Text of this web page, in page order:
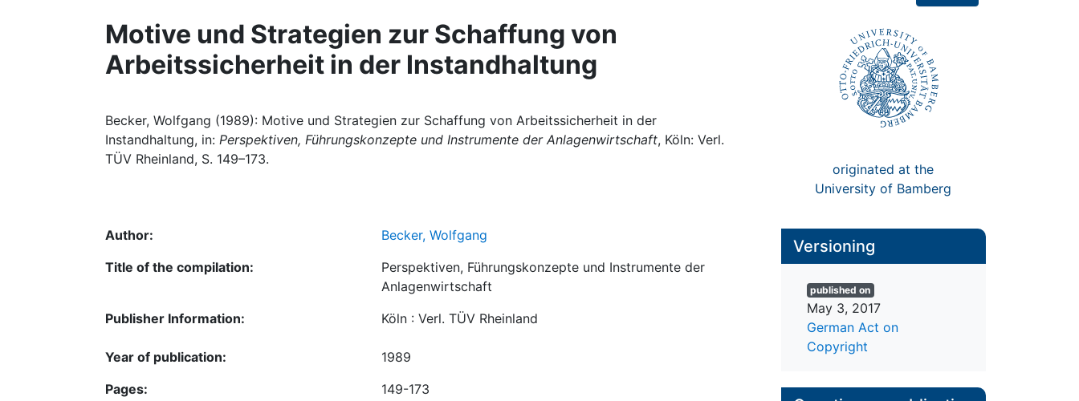
Motive und Strategien zur Schaffung von
Arbeitssicherheit in der Instandhaltung
Becker, Wolfgang (1989): Motive und Strategien zur Schaffung von Arbeitssicherheit in der
Instandhaltung, in: Perspektiven, Führungskonzepte und Instrumente der Anlagenwirtschaft, Köln: Verl.
TÜV Rheinland, S. 149–173.
originated at the
University of Bamberg
Author:
Becker, Wolfgang
Title of the compilation:
Perspektiven, Führungskonzepte und Instrumente der
Anlagenwirtschaft
Publisher Information:
Köln : Verl. TÜV Rheinland
Year of publication:
1989
Pages:
149-173
Versioning
Published Version
(PDF)
published on
May 3, 2017
Copyright